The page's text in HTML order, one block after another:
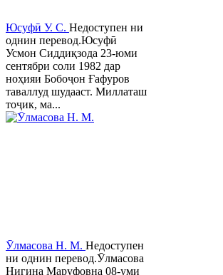
Юсуфӣ У. C. Недоступен ни
однин перевод.Юсуфӣ
Усмон Сиддиқзода 23-юми
сентябри соли 1982 дар
ноҳияи Бобоҷон Ғафуров
таваллуд шудааст. Миллаташ
тоҷик, ма...
Ӯлмасова Н. М. Недоступен
ни однин перевод.Ӯлмасова
Нигина Маруфовна 08-уми